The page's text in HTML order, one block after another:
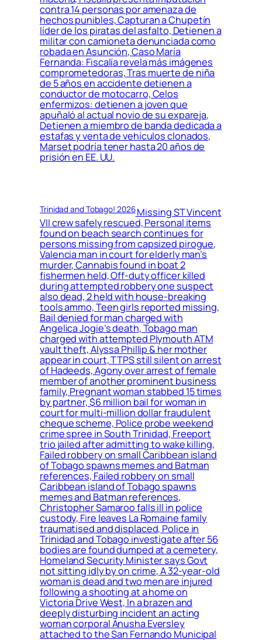
contra 14 personas por amenaza de
hechos punibles, Capturan a Chupetín
líder de los piratas del asfalto, Detienen a
militar con camioneta denunciada como
robada en Asunción, Caso María
Fernanda: Fiscalía revela más imágenes
comprometedoras, Tras muerte de niña
de 5 años en accidente detienen a
conductor de motocarro, Celos
enfermizos: detienen a joven que
apuñaló al actual novio de su expareja,
Detienen a miembro de banda dedicada a
estafas y venta de vehículos clonados,
Marset podría tener hasta 20 años de
prisión en EE. UU.
Trinidad and Tobago! 2026Missing ST Vincent
VII crew safely rescued, Personal items
found on beach search continues for
persons missing from capsized pirogue,
Valencia man in court for elderly man’s
murder, Cannabis found in boat 2
fishermen held, Off-duty officer killed
during attempted robbery one suspect
also dead, 2 held with house-breaking
tools ammo, Teen girls reported missing,
Bail denied for man charged with
Angelica Jogie’s death, Tobago man
charged with attempted Plymouth ATM
vault theft, Alyssa Phillip & her mother
appear in court, TTPS still silent on arrest
of Hadeeds, Agony over arrest of female
member of another prominent business
family, Pregnant woman stabbed 15 times
by partner, $6 million bail for woman in
court for multi-million dollar fraudulent
cheque scheme, Police probe weekend
crime spree in South Trinidad, Freeport
trio jailed after admitting to wake killing,
Failed robbery on small Caribbean island
of Tobago spawns memes and Batman
references, Failed robbery on small
Caribbean island of Tobago spawns
memes and Batman references,
Christopher Samaroo falls ill in police
custody, Fire leaves La Romaine family
traumatised and displaced, Police in
Trinidad and Tobago investigate after 56
bodies are found dumped at a cemetery,
Homeland Security Minister says Govt
not sitting idly by on crime, A 32-year-old
woman is dead and two men are injured
following a shooting at a home on
Victoria Drive West, In a brazen and
deeply disturbing incident an acting
woman corporal Anusha Eversley
attached to the San Fernando Municipal